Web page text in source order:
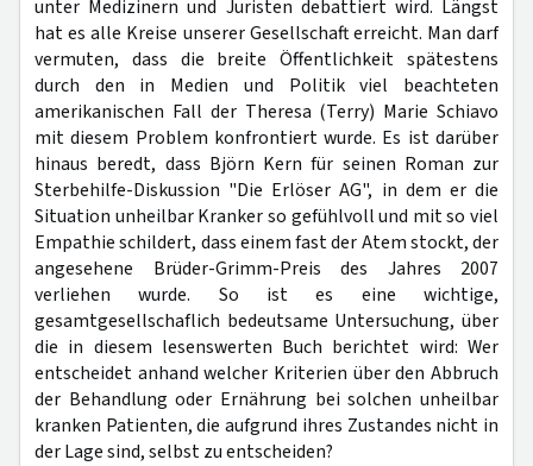
unter Medizinern und Juristen debattiert wird. Längst
hat es alle Kreise unserer Gesellschaft erreicht. Man darf
vermuten, dass die breite Öffentlichkeit spätestens
durch den in Medien und Politik viel beachteten
amerikanischen Fall der Theresa (Terry) Marie Schiavo
mit diesem Problem konfrontiert wurde. Es ist darüber
hinaus beredt, dass Björn Kern für seinen Roman zur
Sterbehilfe-Diskussion "Die Erlöser AG", in dem er die
Situation unheilbar Kranker so gefühlvoll und mit so viel
Empathie schildert, dass einem fast der Atem stockt, der
angesehene Brüder-Grimm-Preis des Jahres 2007
verliehen wurde. So ist es eine wichtige,
gesamtgesellschaflich bedeutsame Untersuchung, über
die in diesem lesenswerten Buch berichtet wird: Wer
entscheidet anhand welcher Kriterien über den Abbruch
der Behandlung oder Ernährung bei solchen unheilbar
kranken Patienten, die aufgrund ihres Zustandes nicht in
der Lage sind, selbst zu entscheiden?